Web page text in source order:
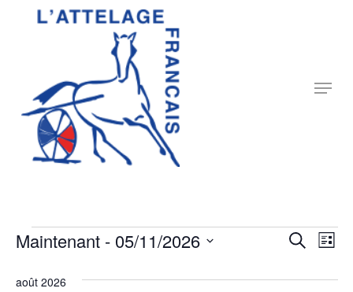
Menu
Évènements
et
Recherche
Liste
Maintenant - 05/11/2026
une
août 2026